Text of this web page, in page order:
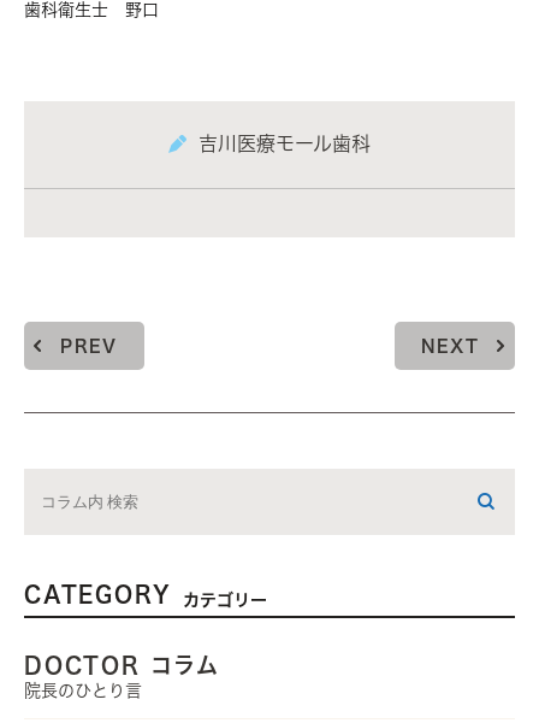
歯科衛生士 野口
吉川医療モール歯科
PREV NEXT
CATEGORY カテゴリー
DOCTOR コラム
院長のひとり言